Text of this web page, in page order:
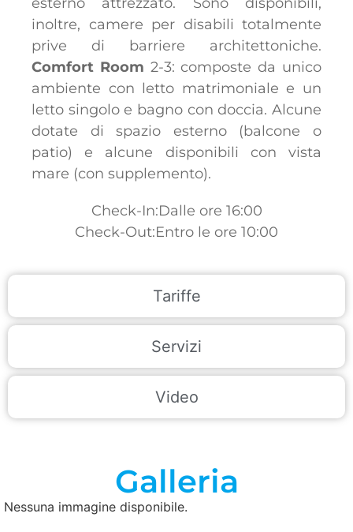
Tariffe
Servizi
Video
inoltre, camere per disabili totalmente
prive di barriere architettoniche.
Comfort Room 2-3: composte da unico
ambiente con letto matrimoniale e un
letto singolo e bagno con doccia. Alcune
dotate di spazio esterno (balcone o
patio) e alcune disponibili con vista
mare (con supplemento).
Check-In:Dalle ore 16:00
Check-Out:Entro le ore 10:00
Galleria
Nessuna immagine disponibile.